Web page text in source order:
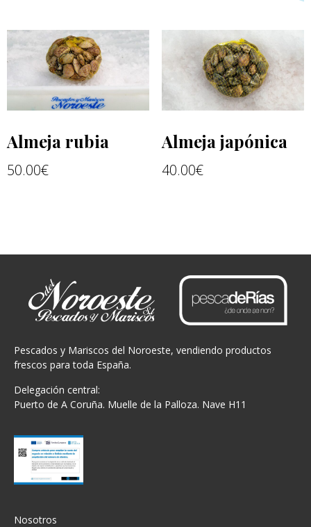
Almeja rubia
50.00€
Almeja japónica
40.00€
Pescados y Mariscos del Noroeste, vendiendo productos
frescos para toda España.
Delegación central:
Puerto de A Coruña. Muelle de la Palloza. Nave H11
Nosotros